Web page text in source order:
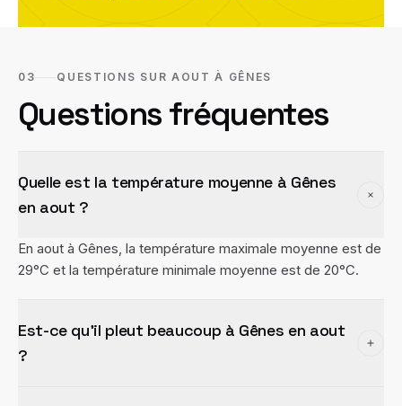
03 QUESTIONS SUR AOUT À GÊNES
Questions fréquentes
Quelle est la température moyenne à Gênes
en aout ?
En aout à Gênes, la température maximale moyenne est de
29°C et la température minimale moyenne est de 20°C.
Est-ce qu'il pleut beaucoup à Gênes en aout
?